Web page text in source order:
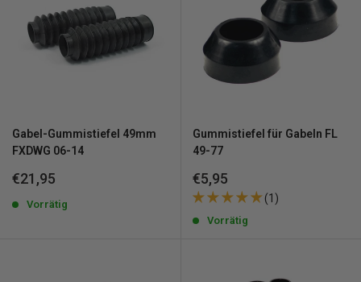
Gabel-Gummistiefel 49mm
FXDWG 06-14
Sonderpreis
€21,95
Vorrätig
Gummistiefel für Gabeln FL
49-77
Sonderpreis
€5,95
(1)
Vorrätig